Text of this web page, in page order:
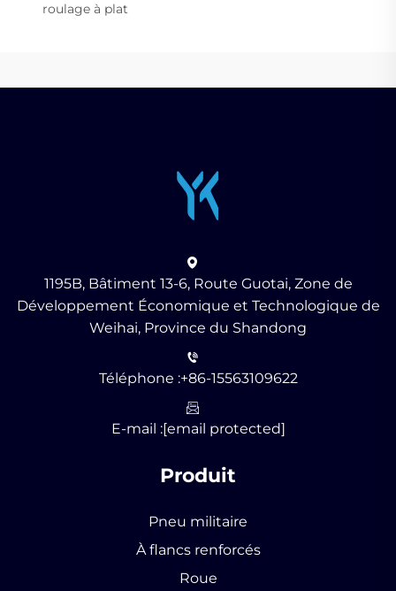
roulage à plat
1195B, Bâtiment 13-6, Route Guotai, Zone de
Développement Économique et Technologique de
Weihai, Province du Shandong
Téléphone :+86-15563109622
E-mail :[email protected]
Produit
Pneu militaire
À flancs renforcés
Roue